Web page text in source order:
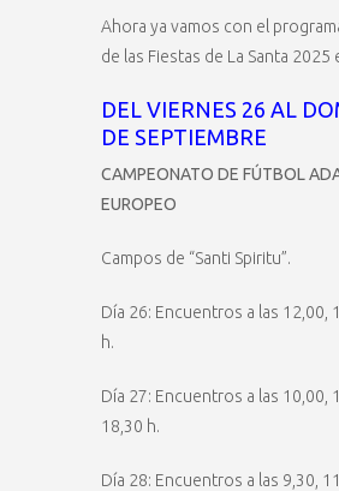
Ahora ya vamos con el
de las Fiestas de La Santa 2025
DEL VIERNES 26 AL
DE SEPTIEMBRE
CAMPEONATO DE FÚTBOL
EUROPEO
Campos de “Santi Spiritu”.
Día 26: Encuentros a las 12,00,
h.
Día 27: Encuentros a las 10,00,
18,30 h.
Día 28: Encuentros a las 9,30,